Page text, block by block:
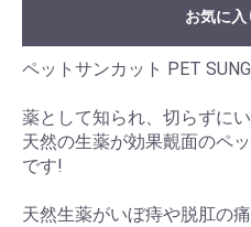
お気に入
ペットサンカット PET
薬として知られ、切らずに
天然の生薬が効果覿面のペ
です!
天然生薬がいぼ痔や脱肛の